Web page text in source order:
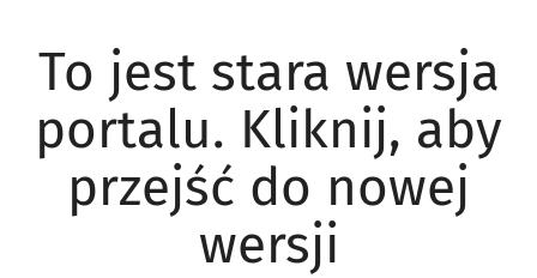
To jest stara wersja
portalu. Kliknij, aby
przejść do nowej
wersji